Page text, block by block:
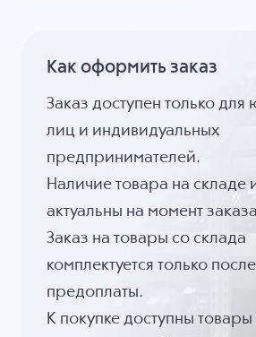
Как оформить заказ
Заказ доступен только
лиц и индивидуальных
предпринимателей.
Наличие товара на складе
актуальны на момент
Заказ на товары со склада
комплектуется только
предоплаты.
К покупке доступны товары